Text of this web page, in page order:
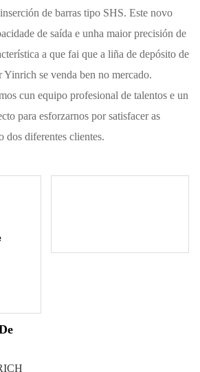
de barras tipo SHS. Este novo
de saída e unha maior precisión de
a que fai que a liña de depósito de
se venda ben no mercado.
cun equipo profesional de talentos e un
para esforzarnos por satisfacer as
dos diferentes clientes.